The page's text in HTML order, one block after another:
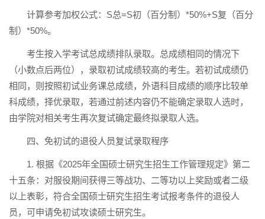
计算参考加权公式：S总=S初（百分制）*50%+S复（百分
制）*50%。
考生按入学考试总成绩排队录取。总成绩相同的情况下
（小数点后两位），录取初试成绩较高的考生。若初试成绩仍
相同，则按照初试业务课总成绩，外语科目成绩的顺序比较单
科成绩，择优录取，若通过前述内容仍不能确定录取人选时，
由学院对相关考生再次复试确定最终拟录取人选。
四、免初试的退役人员复试录取程序
1. 根据《2025年全国硕士研究生招生工作管理规定》第二
十五条：对服役期间获得三等战功、二等功以上奖励或者二级
以上表彰，符合全国硕士研究生招生考试报考条件的退役人
员，可申请免初试攻读硕士研究生。